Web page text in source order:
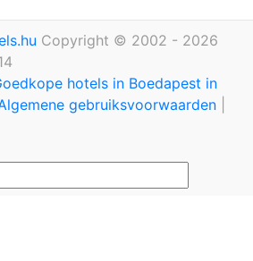
Copyright © 2002 - 2026
hotels in Boedapest in
gebruiksvoorwaarden